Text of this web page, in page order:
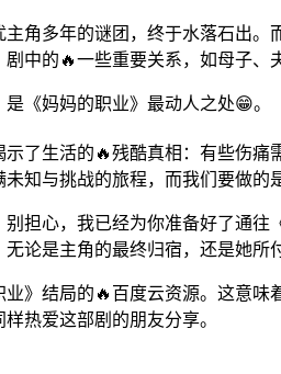
角多年的谜团，终于水落石出
中的🔥一些重要关系，如母子、
《妈妈的职业》最动人之处😁。
了生活的🔥残酷真相：有些伤
知与挑战的旅程，而我们要做的
担心，我已经为你准备好了通
论是主角的最终归宿，还是她所
》结局的🔥百度云资源。这意
热爱这部剧的朋友分享。